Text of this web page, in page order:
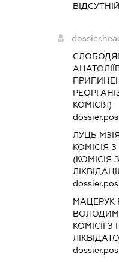
ВІДСУТНІЙ
КОМІСІЯ)
ЛУЦЬ
КОМІСІЯ
(КОМІСІЯ
МАЦЕРУК
КОМІСІЇ